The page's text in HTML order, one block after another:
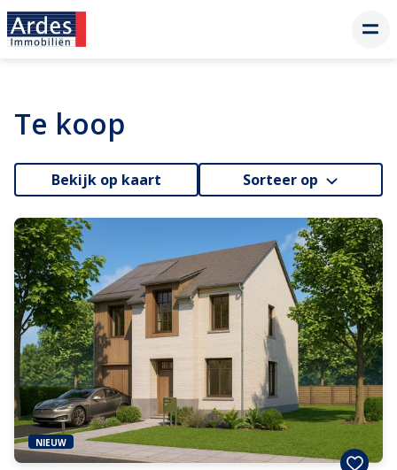
Te koop
Bekijk op kaart Sorteer op
NIEUW